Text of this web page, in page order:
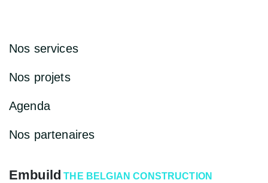
Nos services
Nos projets
Agenda
Nos partenaires
Embuild THE BELGIAN CONSTRUCTION